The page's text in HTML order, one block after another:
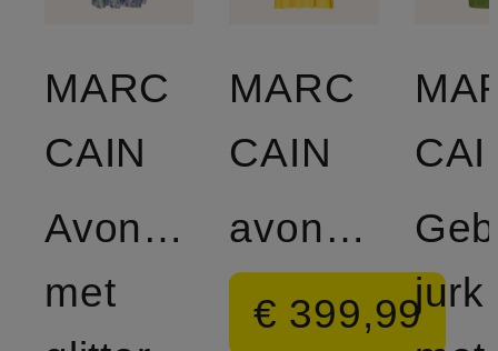
MARC
CAIN
Avondjurk
met
MARC
CAIN
avondjurk
€ 399,99jurk